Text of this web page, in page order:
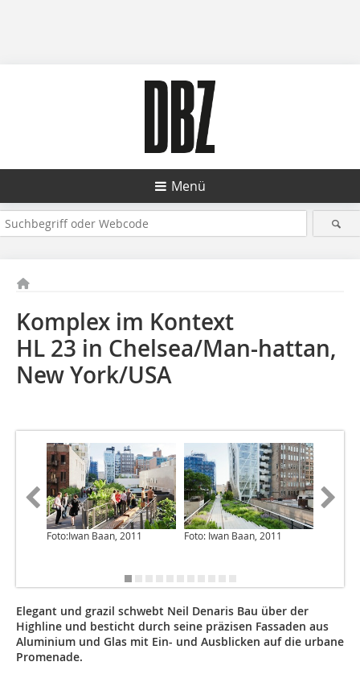
Menü
Komplex im Kontext
HL 23 in Chelsea/Man-hattan,
New York/USA
Foto:Iwan Baan, 2011 Foto: Iwan Baan, 2011
Elegant und grazil schwebt Neil Denaris Bau über der
Highline und besticht durch seine präzisen Fassaden aus
Aluminium und Glas mit Ein- und Ausblicken auf die urbane
Promenade.